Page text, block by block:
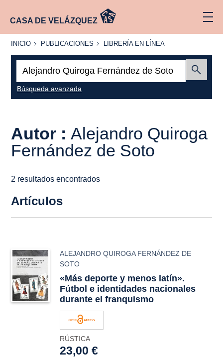
CASA DE VELÁZQUEZ
INICIO
INICIO PUBLICACIONES
PUBLICACIONES
LIBRERÍA
LÍNEA
LIBRERÍA EN LÍNEA
Búsqueda avanzada
Autor : Alejandro Quiroga
Fernández de Soto
2 resultados encontrados
Artículos
ALEJANDRO QUIROGA FERNÁNDEZ DE
SOTO
«Más deporte y menos latín».
Fútbol e identidades nacionales
durante el franquismo
RÚSTICA
23,00 €